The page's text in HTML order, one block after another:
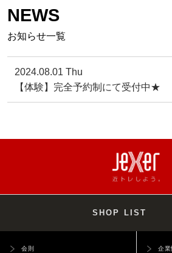
NEWS
お知らせ一覧
2024.08.01 Thu
【体験】完全予約制にて受付中★
SHOP LIST
会則 企業